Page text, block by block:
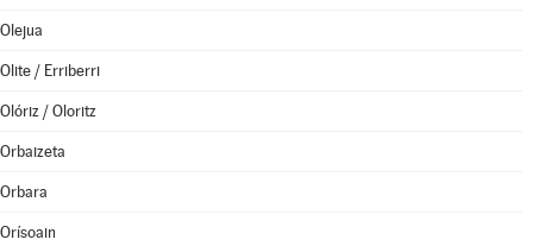
Olejua
Olite / Erriberri
Olóriz / Oloritz
Orbaizeta
Orbara
Orísoain